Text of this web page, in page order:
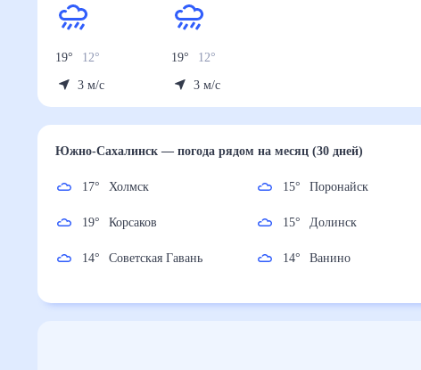
19° 12°
3 м/с
19° 12°
3 м/с
Южно-Сахалинск— погода рядомна месяц (30 дней)
17° Холмск
19° Корсаков
14° Советская Гавань
15° Поронайск
15° Долинск
14° Ванино